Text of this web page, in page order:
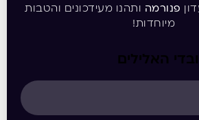
פנורמה ותהנו מעידכונים והטבות
מיוחדות!
האלילים